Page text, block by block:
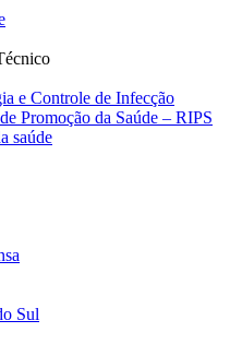
e Controle de Infecção
Promoção da Saúde – RIPS
saúde
Sul